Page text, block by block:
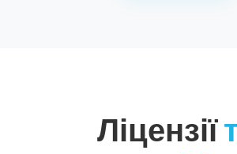
Ліцензії